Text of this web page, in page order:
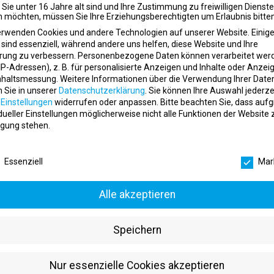
Lernen und persönliche Weiterentwicklung
und jeder Mitarbeiter trägt mit seinen Ideen und seinem
Werte
stehen im Mittelpunkt.
Verantwortung.
partnerschaftlich.
innovativ.
als Team.
uns kontinuierlich weiter.
Kundenzufriedenheit haben höchste Priorität.
bei Core Health &
Fachkraft oder erfahrene Führungspersönlichkeit – Core
Unternehmensbereichen.
in:
Sie unter 16 Jahre alt sind und Ihre Zustimmung zu freiwilligen
möchten, müssen Sie Ihre Erziehungsberechtigten um Erlaubnis
Cookies und andere Technologien auf unserer Website.
essenziell, während andere uns helfen, diese Website und Ihre
zu verbessern. Personenbezogene Daten können verarbeitet
Adressen), z. B. für personalisierte Anzeigen und Inhalte oder
Weitere Informationen über die Verwendung Ihrer
Sie in unserer Datenschutzerklärung Sie können Ihre Auswahl
Einstellungen widerrufen oder anpassen. Bitte beachten Sie, dass
Einstellungen möglicherweise nicht alle Funktionen der Website
stehen.
Essenziell
Alle akzeptieren
Speichern
Nur essenzielle Cookies akzeptieren